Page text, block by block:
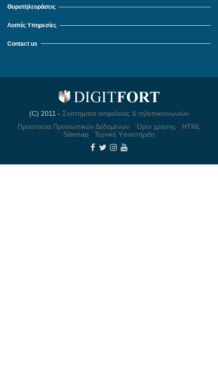
Θυροτηλεοράσεις
Λοιπές Υπηρεσίες
Contact us
(C) 2011 - Συστήματα ασφαλείας & τηλεπικοινωνιών
Προστασία Προσωπικών Δεδομένων| 'Οροι χρήσης | HTML
Sitemap | Τεχνική Υποστήριξη